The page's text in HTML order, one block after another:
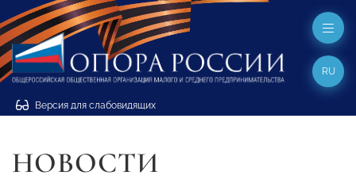
Версия для слабовидящих
RU
НОВОСТИ